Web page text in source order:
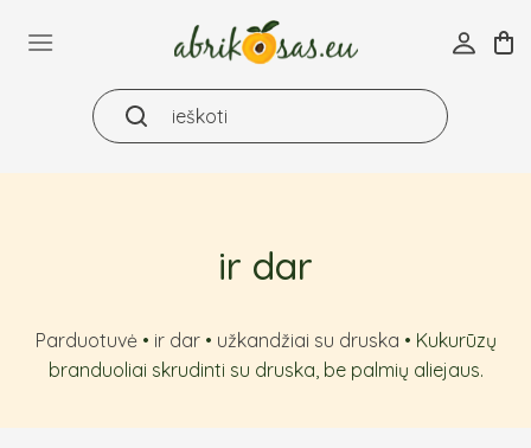
ir dar
Parduotuvė• ir dar• užkandžiai su druska • Kukurūzų
branduoliai skrudinti su druska, be palmių aliejaus.